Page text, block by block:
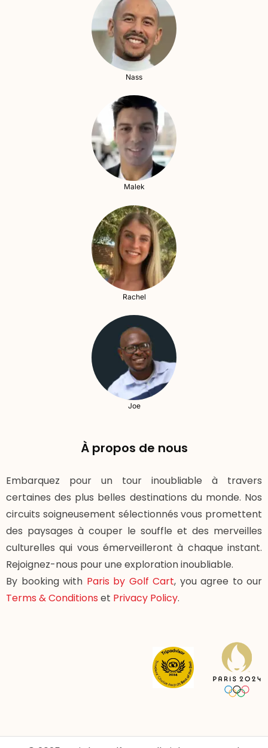
Nass
Malek
Rachel
Joe
À propos de nous
Embarquez pour un tour inoubliable à travers
certaines des plus belles destinations du monde. Nos
circuits soigneusement sélectionnés vous promettent
des paysages à couper le souffle et des merveilles
culturelles qui vous émerveilleront à chaque instant.
Rejoignez-nous pour une exploration inoubliable.
By booking with Paris by Golf Cart, you agree to our
Terms & Conditions et Privacy Policy.